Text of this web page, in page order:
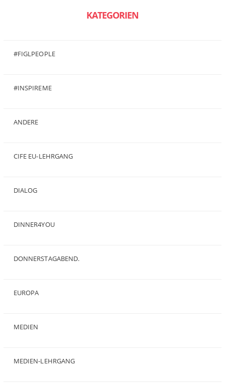
KATEGORIEN
#FIGLPEOPLE
#INSPIREME
ANDERE
CIFE EU-LEHRGANG
DIALOG
DINNER4YOU
DONNERSTAGABEND.
EUROPA
MEDIEN
MEDIEN-LEHRGANG